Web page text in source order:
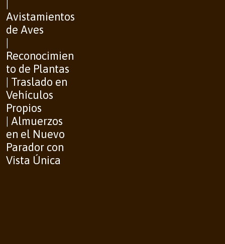
Avistamientos
de Aves
Reconocimien
to de Plantas
| Traslado en
Vehículos
Propios
| Almuerzos
en el Nuevo
Parador con
Vista Única